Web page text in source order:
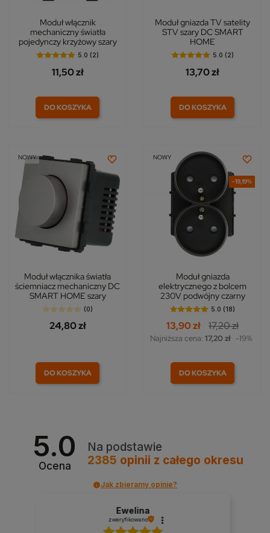
Moduł włącznik
mechaniczny światła
pojedynczy krzyżowy szary
5.0 (2)
11,50 zł
DO KOSZYKA
Moduł gniazda TV satelity
STV szary DC SMART
HOME
5.0 (2)
13,70 zł
DO KOSZYKA
NOWY
Moduł włącznika światła
ściemniacz mechaniczny DC
SMART HOME szary
(0)
24,80 zł
DO KOSZYKA
-19,19%
NOWY
Moduł gniazda
elektrycznego z bolcem
230V podwójny czarny
5.0 (18)
13,90 zł 17,20 zł
Najniższa cena: 17,20 zł -19%
DO KOSZYKA
5.0
Ocena
Na podstawie
2385 opinii z całego okresu
Jak zbieramy opinie?
roman
zweryfikowano